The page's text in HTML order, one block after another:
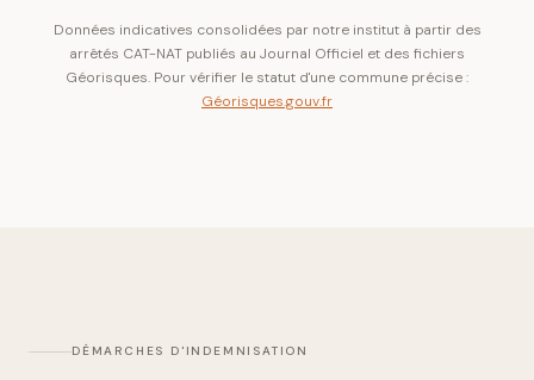
Données indicatives consolidées par notre institut à partir des
arrêtés CAT-NAT publiés au Journal Officiel et des fichiers
Géorisques. Pour vérifier le statut d'une commune précise :
Géorisques.gouv.fr
DÉMARCHES D'INDEMNISATION